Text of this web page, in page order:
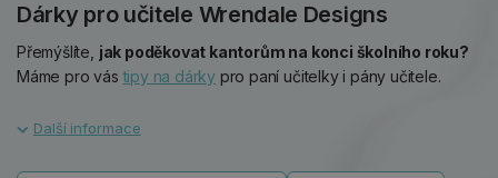
Dárky pro učitele Wrendale Designs
Přemýšlíte, jak poděkovat kantorům na konci školního roku?
Máme pro vástipy na dárky pro paní učitelky i pány učitele.